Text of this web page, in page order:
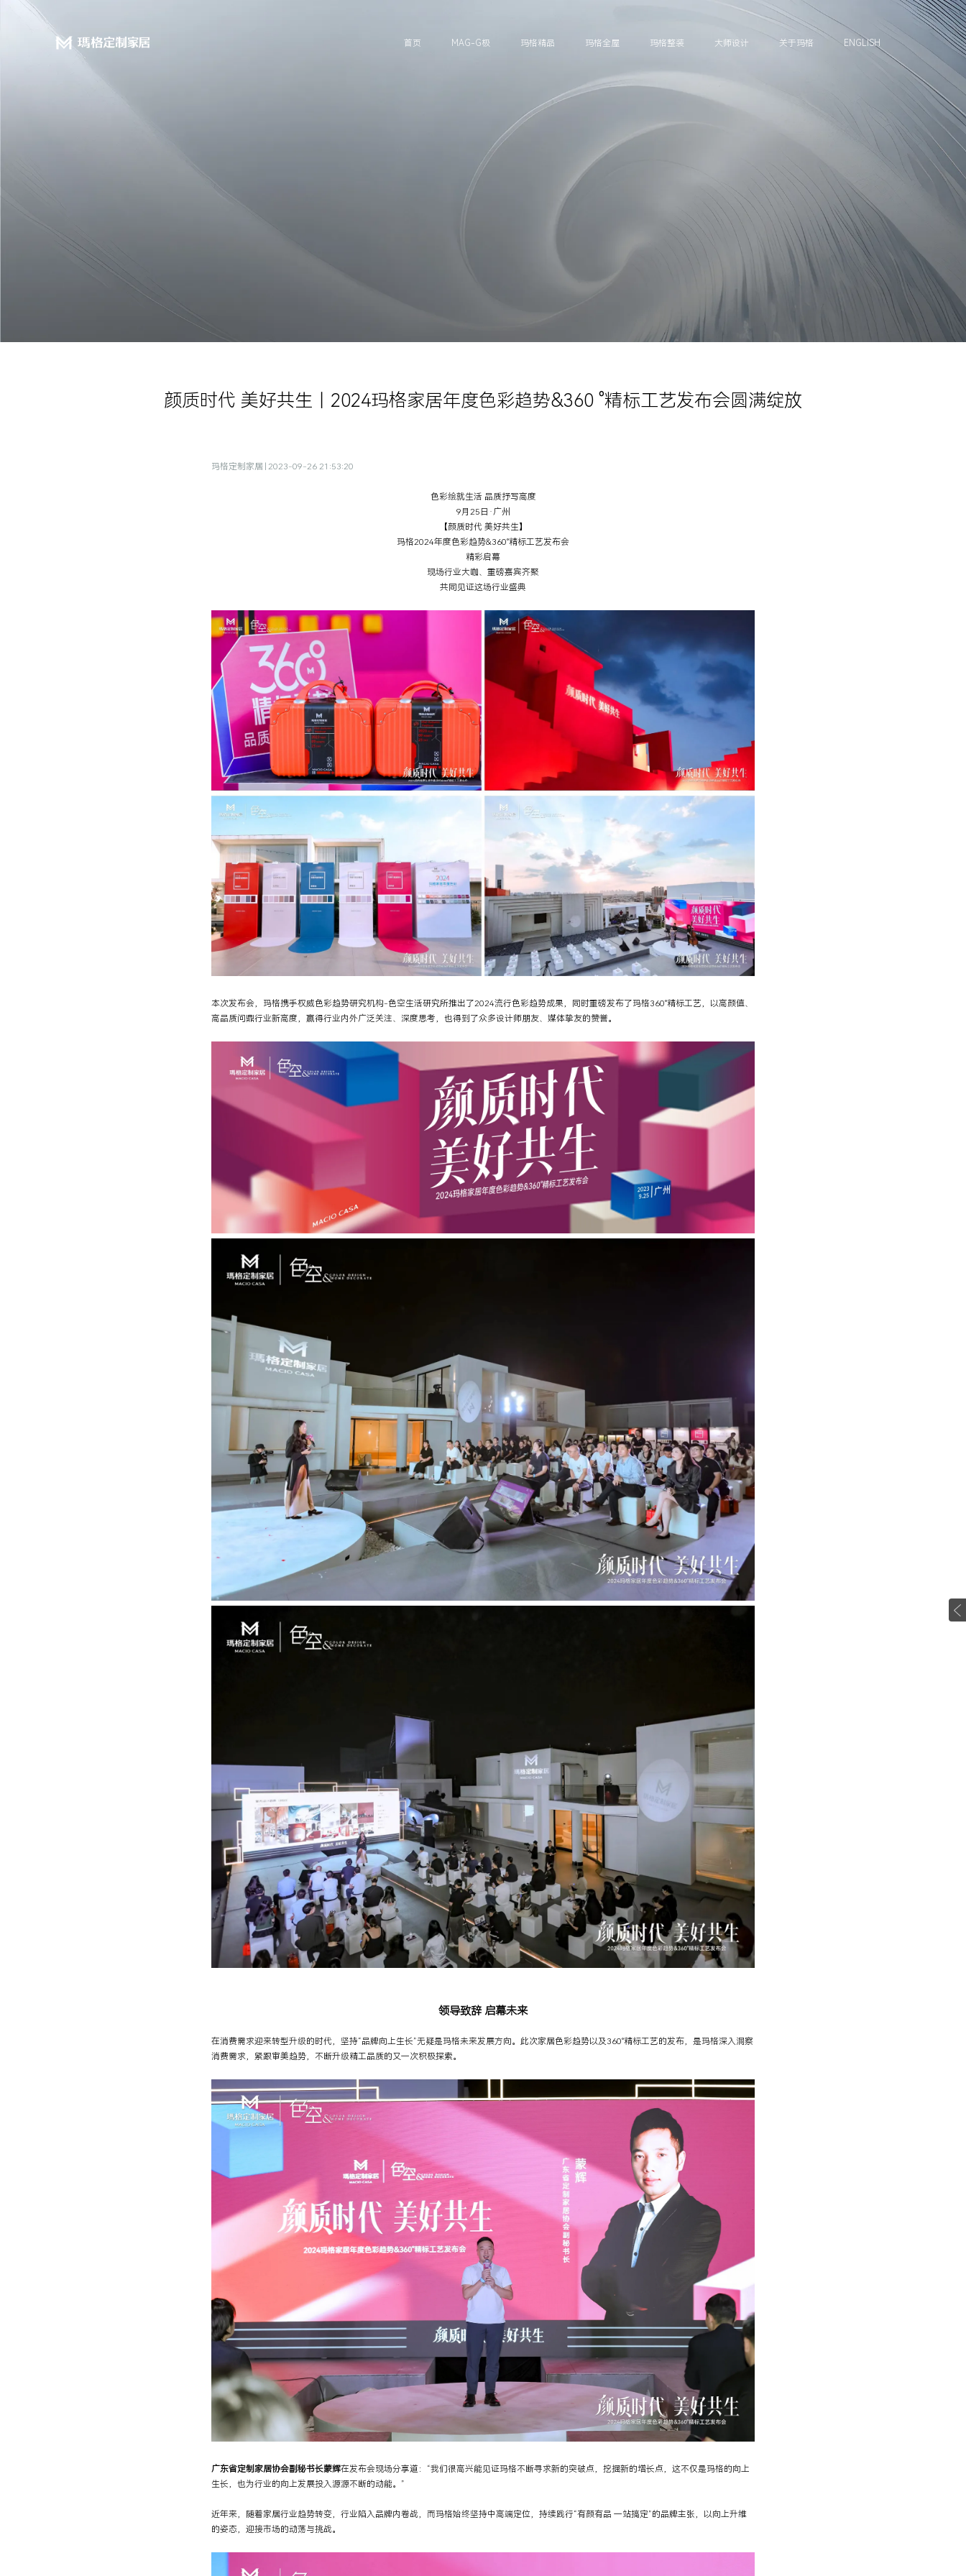
首页 MAG-G极 玛格精品 玛格全屋 玛格整装 大师设计 关于玛格 ENGLISH
颜质时代 美好共生丨2024玛格家居年度色彩趋势&360 °精标工艺发布会圆满绽放
玛格定制家居 | 2023-09-26 21:53:20
色彩绘就生活 品质抒写高度
9月25日·广州
【颜质时代 美好共生】
玛格2024年度色彩趋势&360°精标工艺发布会
精彩启幕
现场行业大咖、重磅嘉宾齐聚
共同见证这场行业盛典
本次发布会，玛格携手权威色彩趋势研究机构-色空生活研究所推出了2024流行色彩趋势成果，同时重磅发布了玛格360°精标工艺，以高颜值、
高品质问鼎行业新高度，赢得行业内外广泛关注、深度思考，也得到了众多设计师朋友、媒体挚友的赞誉。
领导致辞 启幕未来
在消费需求迎来转型升级的时代，坚持“品牌向上生长”无疑是玛格未来发展方向。此次家居色彩趋势以及360°精标工艺的发布，是玛格深入洞察
消费需求，紧跟审美趋势，不断升级精工品质的又一次积极探索。
广东省定制家居协会副秘书长蒙辉在发布会现场分享道：“我们很高兴能见证玛格不断寻求新的突破点，挖掘新的增长点，这不仅是玛格的向上
生长，也为行业的向上发展投入源源不断的动能。”
近年来，随着家居行业趋势转变，行业陷入品牌内卷战，而玛格始终坚持中高端定位，持续践行“有颜有品 一站搞定”的品牌主张，以向上升维
的姿态，迎接市场的动荡与挑战。